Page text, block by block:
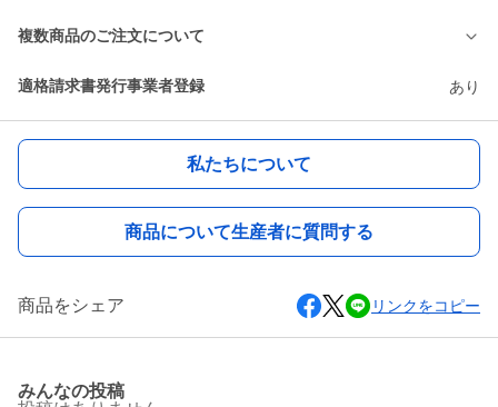
複数商品のご注文について
適格請求書発行事業者登録 あり
私たちについて
商品について生産者に質問する
商品をシェア リンクをコピー
みんなの投稿